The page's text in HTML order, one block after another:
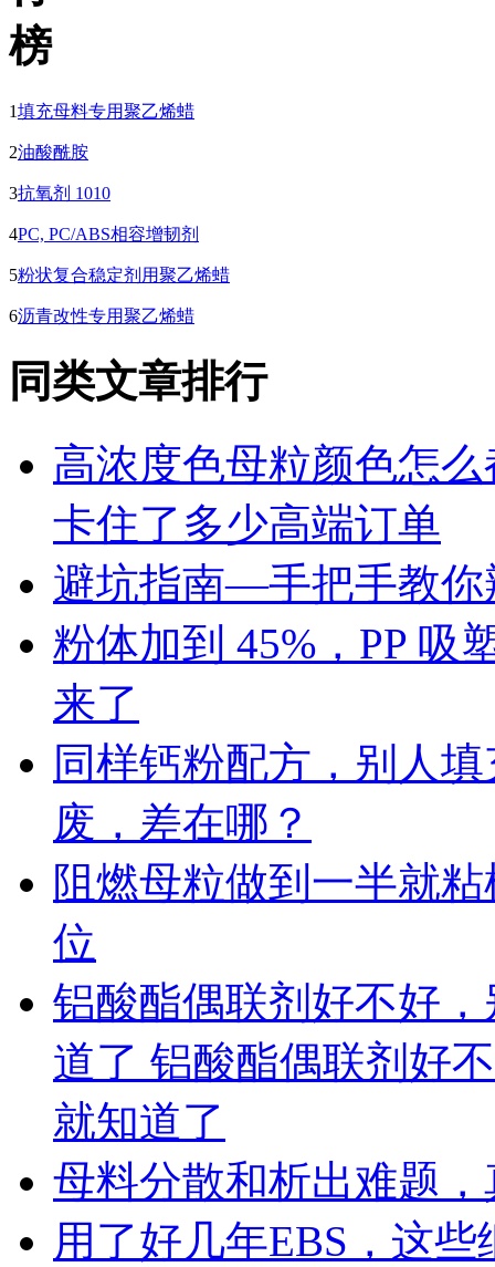
1填充母料专用聚乙烯蜡
2油酸酰胺
3抗氧剂 1010
4PC, PC/ABS相容增韧剂
5粉状复合稳定剂用聚乙烯蜡
6沥青改性专用聚乙烯蜡
同类文章排行
高浓度色母粒颜色怎
卡住了多少高端订单
避坑指南—手把手教你
粉体加到 45%，PP 吸
来了
同样钙粉配方，别人
废，差在哪？
阻燃母粒做到一半就
位
铝酸酯偶联剂好不好
道了 铝酸酯偶联剂好
就知道了
母料分散和析出难题
用了好几年EBS，这